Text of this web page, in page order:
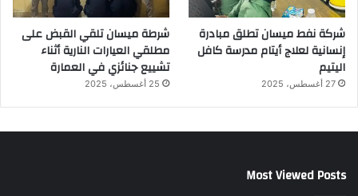
شركة نفط ميسان تطلق مبادرة
إنسانية لعلاج أيتام مدرسة كافل
اليتيم
27 أغسطس، 2025
شرطة ميسان تلقي القبض على
مطلقي العيارات النارية أثناء
تشييع جنائزي في العمارة
25 أغسطس، 2025
Most Viewed Posts